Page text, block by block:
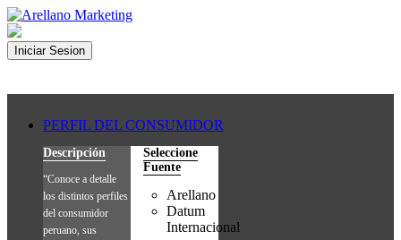
Iniciar Sesion
PERFIL DEL CONSUMIDOR
Descripción
“Conoce a detalle
los distintos perfiles
del consumidor
peruano, sus
Seleccione
Fuente
Arellano
Datum
Internacional